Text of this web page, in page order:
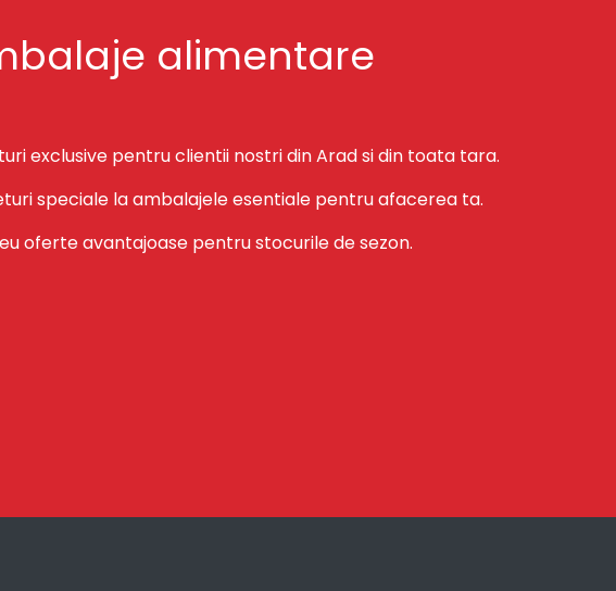
alimentare
exclusive pentru clientii nostri din Arad si din toata tara.
speciale la ambalajele esentiale pentru afacerea ta.
oferte avantajoase pentru stocurile de sezon.